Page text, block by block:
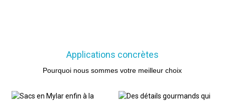
Applications concrètes
Pourquoi nous sommes votre meilleur choix